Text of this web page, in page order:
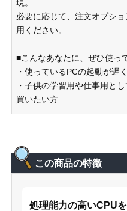
現。
必要に応じて、注文オプシ
用ください。
■こんなあなたに、ぜひ使っ
・使っているPCの起動が遅
・子供の学習用や仕事用と
買いたい方
この商品の特徴
処理能力の高いCPU